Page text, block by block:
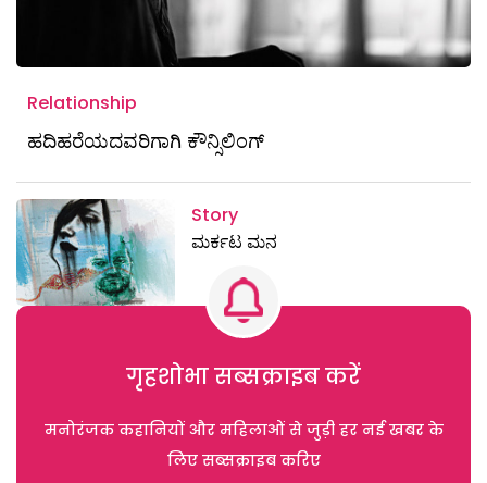
Relationship
ಹದಿಹರೆಯದವರಿಗಾಗಿ ಕೌನ್ಸಿಲಿಂಗ್
Story
ಮರ್ಕಟ ಮನ
गृहशोभा सब्सक्राइब करें
मनोरंजक कहानियों और महिलाओं से जुड़ी हर नई खबर के
लिए सब्सक्राइब करिए